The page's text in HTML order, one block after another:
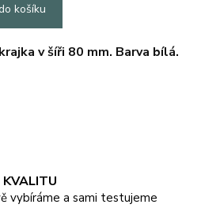
košíku
v šíři 80 mm. Barva bílá.
KVALITU
vybíráme a sami testujeme